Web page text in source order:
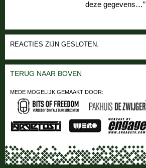
deze gegevens…”
REACTIES ZIJN GESLOTEN.
TERUG NAAR BOVEN
MEDE MOGELIJK GEMAAKT DOOR: